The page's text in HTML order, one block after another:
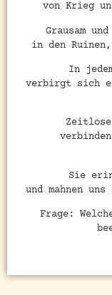
von Krieg
Grausam
in den Ruinen,
In
verbirgt sich
Sie
und mahnen
Frage: